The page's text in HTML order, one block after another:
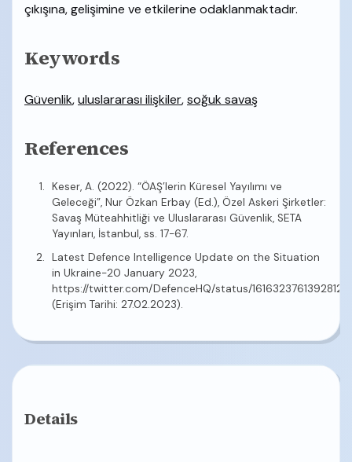
çıkışına, gelişimine ve etkilerine odaklanmaktadır.
Keywords
Güvenlik,uluslararası ilişkiler,soğuk savaş
References
Keser, A. (2022). “ÖAŞ’lerin Küresel Yayılımı ve
Geleceği”, Nur Özkan Erbay (Ed.), Özel Askeri Şirketler:
Savaş Müteahhitliği ve Uluslararası Güvenlik, SETA
Yayınları, İstanbul, ss. 17-67.
Latest Defence Intelligence Update on the Situation
in Ukraine-20 January 2023,
https://twitter.com/DefenceHQ/status/
(Erişim Tarihi: 27.02.2023).
Details